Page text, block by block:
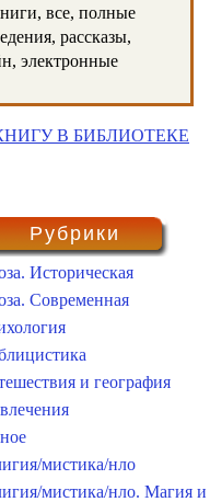
все, полные
рассказы,
электронные
В БИБЛИОТЕКЕ
Рубрики
Историческая
Современная
и география
мистика/нло
мистика/нло. Магия и